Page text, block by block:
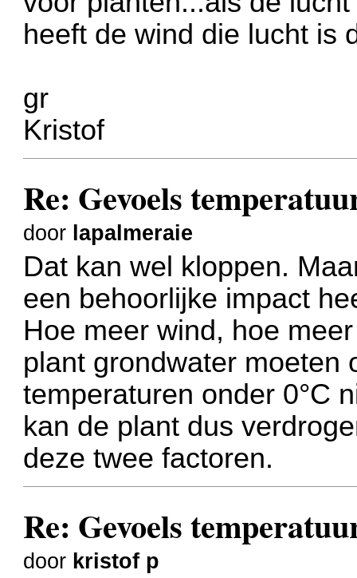
heeft de wind die lucht is
gr
Kristof
Re: Gevoels
door lapalmeraie
Dat kan wel kloppen.
een behoorlijke impact
Hoe meer wind, hoe
plant grondwater moeten
temperaturen onder 0°C
kan de plant dus
deze twee factoren.
Re: Gevoels
door kristof p